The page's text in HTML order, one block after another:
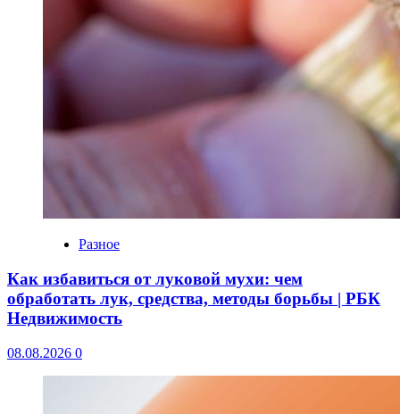
Разное
Как избавиться от луковой мухи: чем
обработать лук, средства, методы борьбы | РБК
Недвижимость
08.08.2026 0